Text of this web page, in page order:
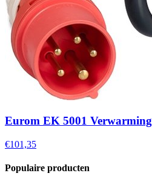
Eurom EK 5001 Verwarming
€101,35
Populaire producten